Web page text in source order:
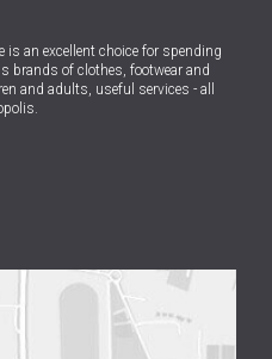
is an excellent choice for spending
brands of clothes, footwear and
and adults, useful services - all